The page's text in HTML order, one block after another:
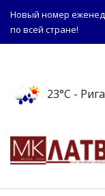
Новый номер
по всей стране!
23°C - Рига